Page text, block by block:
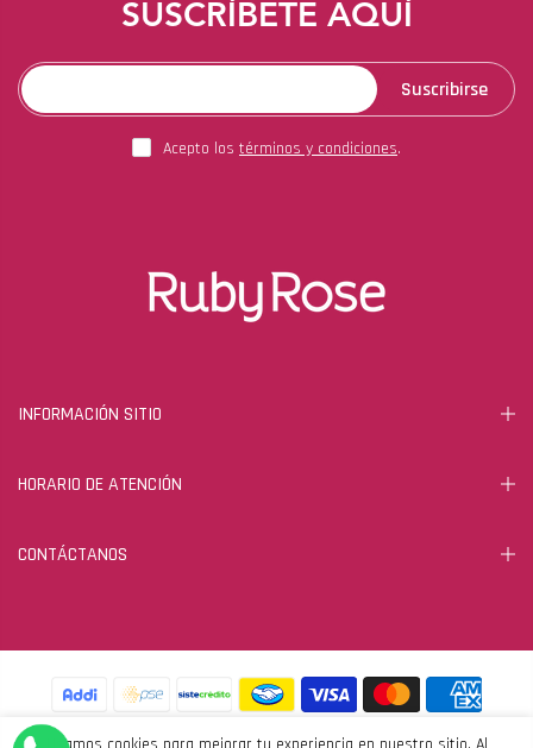
SUSCRÍBETE AQUÍ
Suscribirse
Acepto los términos y condiciones.
INFORMACIÓN SITIO
HORARIO DE ATENCIÓN
CONTÁCTANOS